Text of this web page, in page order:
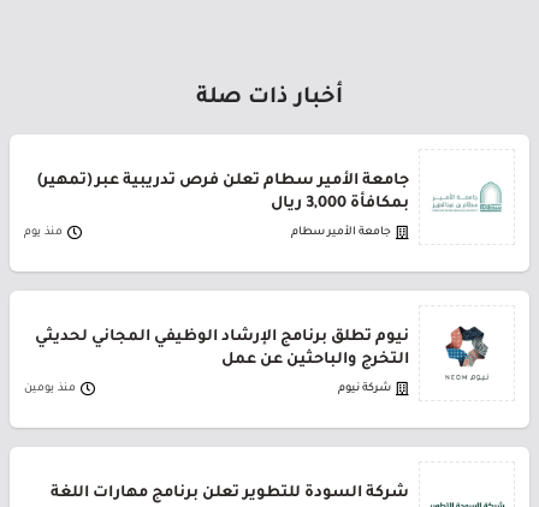
أخبار ذات صلة
جامعة الأمير سطام تعلن فرص تدريبية عبر (تمهير)
بمكافأة 3,000 ريال
جامعة الأمير سطام منذ يوم
نيوم تطلق برنامج الإرشاد الوظيفي المجاني لحديثي
التخرج والباحثين عن عمل
شركة نيوم منذ يومين
شركة السودة للتطوير تعلن برنامج مهارات اللغة